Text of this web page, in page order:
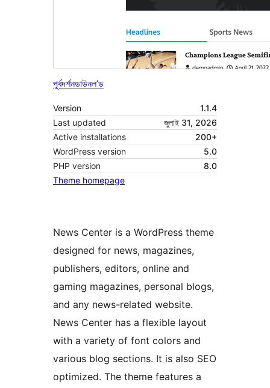
পূৰ্বদৰ্শনডাউনল’ড
Version
1.1.4
Last updated
জুলাই 31, 2026
Active installations
200+
WordPress version
5.0
PHP version
8.0
Theme homepage
News Center is a WordPress theme
designed for news, magazines,
publishers, editors, online and
gaming magazines, personal blogs,
and any news-related website.
News Center has a flexible layout
with a variety of font colors and
various blog sections. It is also SEO
optimized. The theme features a